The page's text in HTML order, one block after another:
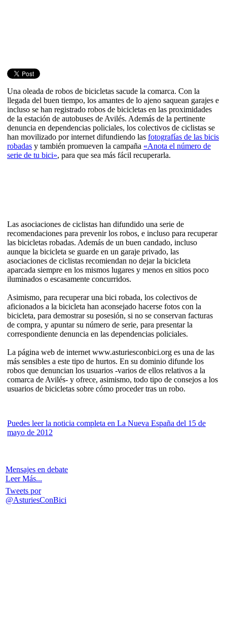
Una oleada de robos de bicicletas sacude la comarca. Con la
llegada del buen tiempo, los amantes de lo ajeno saquean garajes e
incluso se han registrado robos de bicicletas en las proximidades
de la estación de autobuses de Avilés. Además de la pertinente
denuncia en dependencias policiales, los colectivos de ciclistas se
han movilizado por internet difundiendo las fotografías de las bicis
robadas y también promueven la campaña «Anota el número de
serie de tu bici», para que sea más fácil recuperarla.
Las asociaciones de ciclistas han difundido una serie de
recomendaciones para prevenir los robos, e incluso para recuperar
las bicicletas robadas. Además de un buen candado, incluso
aunque la bicicleta se guarde en un garaje privado, las
asociaciones de ciclistas recomiendan no dejar la bicicleta
aparcada siempre en los mismos lugares y menos en sitios poco
iluminados o escasamente concurridos.
Asimismo, para recuperar una bici robada, los colectivos de
aficionados a la bicicleta han aconsejado hacerse fotos con la
bicicleta, para demostrar su posesión, si no se conservan facturas
de compra, y apuntar su número de serie, para presentar la
correspondiente denuncia en las dependencias policiales.
La página web de internet www.asturiesconbici.org es una de las
más sensibles a este tipo de hurtos. En su dominio difunde los
robos que denuncian los usuarios -varios de ellos relativos a la
comarca de Avilés- y ofrece, asimismo, todo tipo de consejos a los
usuarios de bicicletas sobre cómo proceder tras un robo.
Puedes leer la noticia completa en La Nueva España del 15 de
mayo de 2012
Mensajes en debate
Leer Más...
Tweets por
@AsturiesConBici